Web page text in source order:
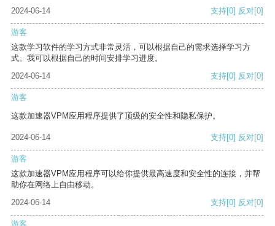
2024-06-14
支持[0] 反对[0]
游客
这款学习软件的学习方式非常灵活，可以根据自己的需求选择学习方
式。我可以根据自己的时间安排学习进度。
2024-06-14
支持[0] 反对[0]
游客
这款加速器VPM应用程序提供了顶级的安全性和隐私保护。
2024-06-14 支持[0] 反对[0]
游客
这款加速器VPM应用程序可以给你提供最高速度和安全性的连接，并帮
助你在网络上自由移动。
2024-06-14
支持[0] 反对[0]
游客